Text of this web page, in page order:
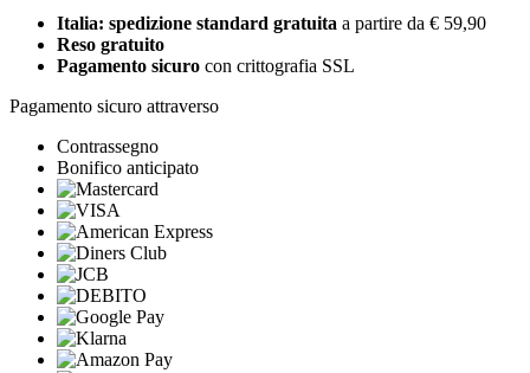
Italia: spedizione standard gratuita a partire da € 59,90
Reso gratuito
Pagamento sicuro con crittografia SSL
Pagamento sicuro attraverso
Contrassegno
Bonifico anticipato